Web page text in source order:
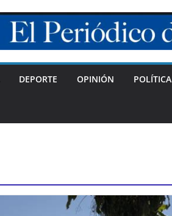
DEPORTE OPINIÓN POLÍTICA